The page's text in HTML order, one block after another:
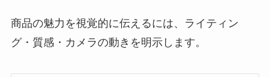
商品の魅力を視覚的に伝えるには、ライティン
グ・質感・カメラの動きを明示します。